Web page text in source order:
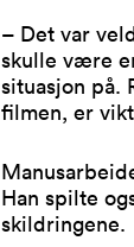
– Det var
skulle være
situasjon på.
filmen, er
Han spilte
skildringene.